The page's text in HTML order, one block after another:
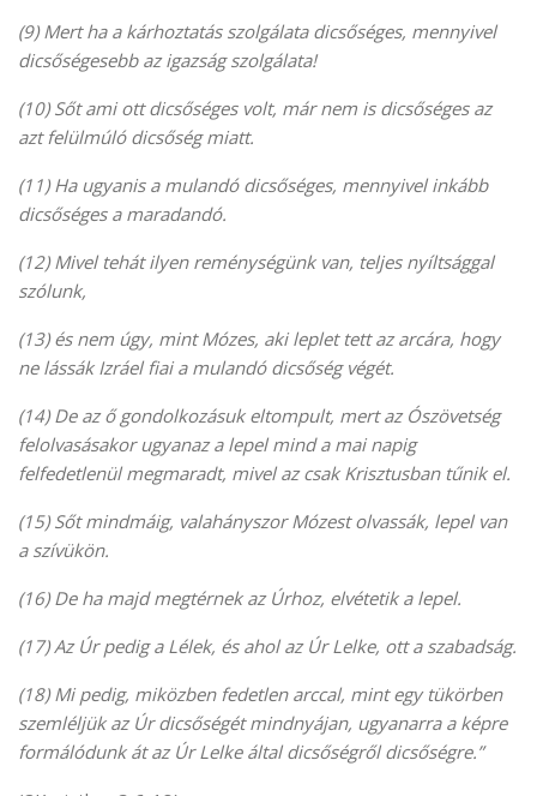
(9) Mert ha a kárhoztatás szolgálata dicsőséges, mennyivel
dicsőségesebb az igazság szolgálata!
(10)Sőt ami ott dicsőséges volt, már nem is dicsőséges az
azt felülmúló dicsőség miatt.
(11) Ha ugyanis a mulandó dicsőséges, mennyivel inkább
dicsőséges a maradandó.
(12) Mivel tehát ilyen reménységünk van, teljes nyíltsággal
szólunk,
(13)és nem úgy, mint Mózes, aki leplet tett az arcára, hogy
ne lássák Izráel fiai a mulandó dicsőség végét.
(14) De az ő gondolkozásuk eltompult, mert az Ószövetség
felolvasásakor ugyanaz a lepel mind a mai napig
felfedetlenül megmaradt, mivel az csak Krisztusban tűnik el.
(15)Sőt mindmáig, valahányszor Mózest olvassák, lepel van
a szívükön.
(16) De ha majd megtérnek az Úrhoz, elvétetik a lepel.
(17)Az Úr pedig a Lélek, és ahol az Úr Lelke, ott a szabadság.
(18) Mi pedig, miközben fedetlen arccal, mint egy tükörben
szemléljük az Úr dicsőségét mindnyájan, ugyanarra a képre
formálódunk át az Úr Lelke által dicsőségről dicsőségre.”